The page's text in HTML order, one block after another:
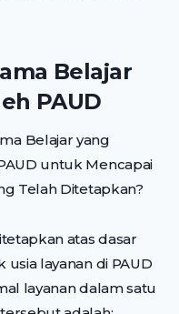
Belajar
PAUD
Belajar yang
untuk Mencapai
Telah Ditetapkan?
atas dasar
layanan di PAUD
layanan dalam satu